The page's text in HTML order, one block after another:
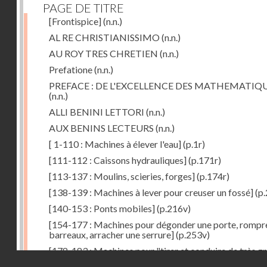
PAGE DE TITRE
[Frontispice](n.n.)
AL RE CHRISTIANISSIMO (n.n.)
AU ROY TRES CHRETIEN (n.n.)
Prefatione(n.n.)
PREFACE : DE L'EXCELLENCE DES
(n.n.)
ALLI BENINI LETTORI (n.n.)
AUX BENINS LECTEURS (n.n.)
[ 1-110 : Machines à élever l'eau](p.1r)
[111-112 : Caissons hydrauliques](p.171r)
[113-137 : Moulins, scieries, forges](p.174r)
[138-139 : Machines à lever pour creuser un fossé]
[140-153 : Ponts mobiles](p.216v)
[154-177 : Machines pour dégonder une porte,
barreaux, arracher une serrure](p.253v)
[178-183 : Machines pour "tirer et conduire de très